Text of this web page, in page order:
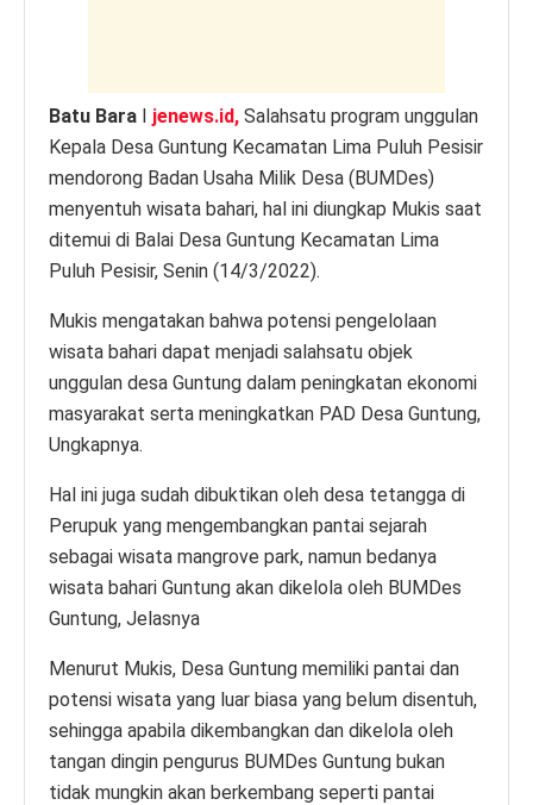
Batu Bara I jenews.id, Salahsatu program unggulan
Kepala Desa Guntung Kecamatan Lima Puluh Pesisir
mendorong Badan Usaha Milik Desa (BUMDes)
menyentuh wisata bahari, hal ini diungkap Mukis saat
ditemui di Balai Desa Guntung Kecamatan Lima
Puluh Pesisir, Senin (14/3/2022).
Mukis mengatakan bahwa potensi pengelolaan
wisata bahari dapat menjadi salahsatu objek
unggulan desa Guntung dalam peningkatan ekonomi
masyarakat serta meningkatkan PAD Desa Guntung,
Ungkapnya.
Hal ini juga sudah dibuktikan oleh desa tetangga di
Perupuk yang mengembangkan pantai sejarah
sebagai wisata mangrove park, namun bedanya
wisata bahari Guntung akan dikelola oleh BUMDes
Guntung, Jelasnya
Menurut Mukis, Desa Guntung memiliki pantai dan
potensi wisata yang luar biasa yang belum disentuh,
sehingga apabila dikembangkan dan dikelola oleh
tangan dingin pengurus BUMDes Guntung bukan
tidak mungkin akan berkembang seperti pantai